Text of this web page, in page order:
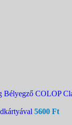
COLOP
5600 Ft